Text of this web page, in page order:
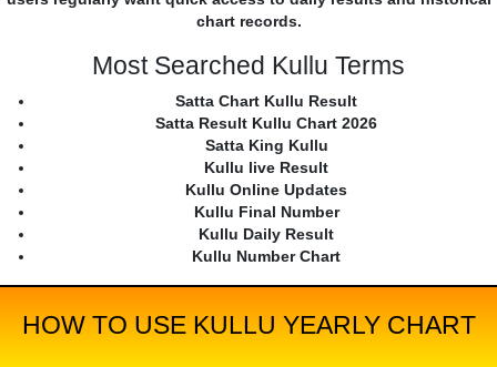
chart records.
Most Searched Kullu Terms
Satta Chart Kullu Result
Satta Result Kullu Chart 2026
Satta King Kullu
Kullu live Result
Kullu Online Updates
Kullu Final Number
Kullu Daily Result
Kullu Number Chart
HOW TO USE KULLU YEARLY CHART